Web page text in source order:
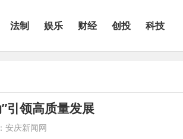
法制 娱乐 财经 创投 科技
引领高质量发展
安庆新闻网